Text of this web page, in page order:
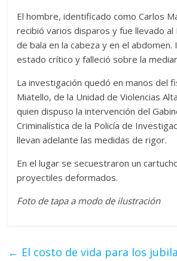
El hombre, identificado como Carlos
recibió varios disparos y fue llevado al
de bala en la cabeza y en el abdomen.
estado crítico y falleció sobre la
La investigación quedó en manos del
Miatello, de la Unidad de Violencias
quien dispuso la intervención del
Criminalística de la Policía de
llevan adelante las medidas de rigor.
En el lugar se secuestraron un
proyectiles deformados.
Foto de tapa a modo de ilustración
← El costo de vida para los